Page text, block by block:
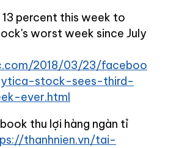
percent this week to
worst week since July
2018/03/23/faceboo
stock-sees-third-
ever.html
thu lợi hàng ngàn tỉ
thanhnien.vn/tai-